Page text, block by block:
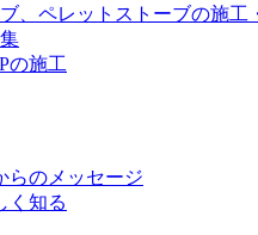
、ペレットストーブの施工
の施工
らのメッセージ
く知る